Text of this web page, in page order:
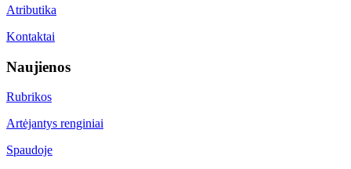
Atributika
Kontaktai
Naujienos
Rubrikos
Artėjantys renginiai
Spaudoje